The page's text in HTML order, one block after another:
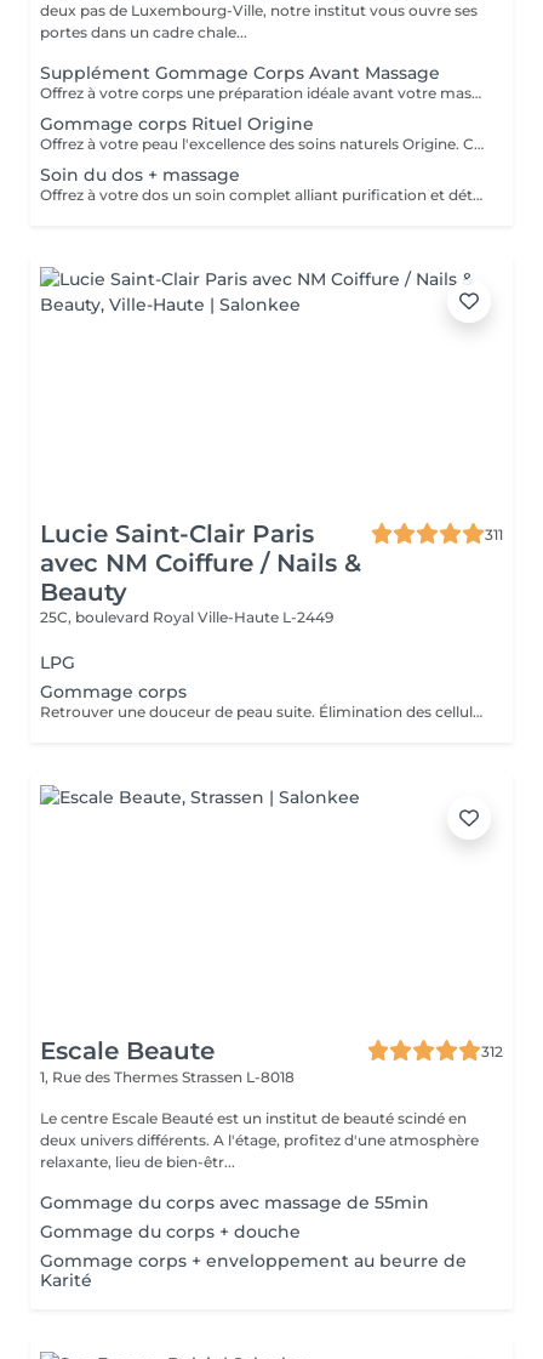
deux pas de Luxembourg-Ville, notre institut vous ouvre ses
portes dans un cadre chale...
Supplément Gommage Corps Avant Massage
Offrez à votre corps une préparation idéale avant votre massage grâce à notre gommage corps exfoliant. Ce soin permet d'éliminer en douceur les cellules mortes, d'affiner le grain de peau et de stimuler la circulation, afin de maximiser les bienfaits du massage. La peau est plus lisse, plus douce et absorbe mieux les huiles et actifs utilisés pendant le massage.
Gommage corps Rituel Origine
Offrez à votre peau l'excellence des soins naturels Origine. Ce gommage exfolie délicatement grâce à des textures raffinées et des ingrédients sélectionnés pour leur pureté. Il lisse le grain de peau, réveille l'éclat naturel et enveloppe le corps d'un parfum subtil et sensoriel. Un rituel d'exception qui laisse la peau incroyablement douce, soyeuse et lumineuse, prête à recevoir tous les bienfaits des soins suivants.
Soin du dos + massage
Offrez à votre dos un soin complet alliant purification et détente profonde. Ce rituel associe un nettoyage expert, une exfoliation raffinée et des manuvres relaxantes pour libérer les tensions. La peau est purifiée, douce et lumineuse, tandis que le corps retrouve une sensation de confort absolu. Un moment précieux qui allie efficacité et bien-être.
Lucie Saint-Clair Paris
avec NM Coiffure / Nails &
Beauty
311
25C, boulevard Royal Ville-Haute L-2449
LPG
Gommage corps
Retrouver une douceur de peau suite. Élimination des cellules mortes présentes à la surface de la peau stimulant ainsi le renouvellement cellulaire naturel.
Escale Beaute
312
1, Rue des Thermes Strassen L-8018
Le centre Escale Beauté est un institut de beauté scindé en
deux univers différents. A l'étage, profitez d'une atmosphère
relaxante, lieu de bien-êtr...
Gommage du corps avec massage de 55min
Gommage du corps + douche
Gommage corps + enveloppement au beurre de
Karité